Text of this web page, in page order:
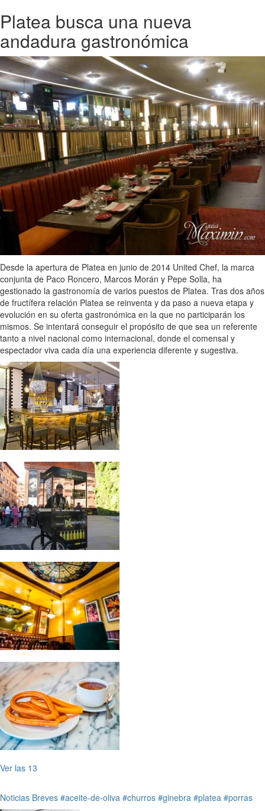
Platea busca una nueva
andadura gastronómica
Desde la apertura de Platea en junio de 2014 United Chef, la marca
conjunta de Paco Roncero, Marcos Morán y Pepe Solla, ha
gestionado la gastronomía de varios puestos de Platea. Tras dos años
de fructífera relación Platea se reinventa y da paso a nueva etapa y
evolución en su oferta gastronómica en la que no participarán los
mismos. Se intentará conseguir el propósito de que sea un referente
tanto a nivel nacional como internacional, donde el comensal y
espectador viva cada día una experiencia diferente y sugestiva.
Ver las 13
Noticias Breves #aceite-de-oliva #churros #ginebra #platea #porras